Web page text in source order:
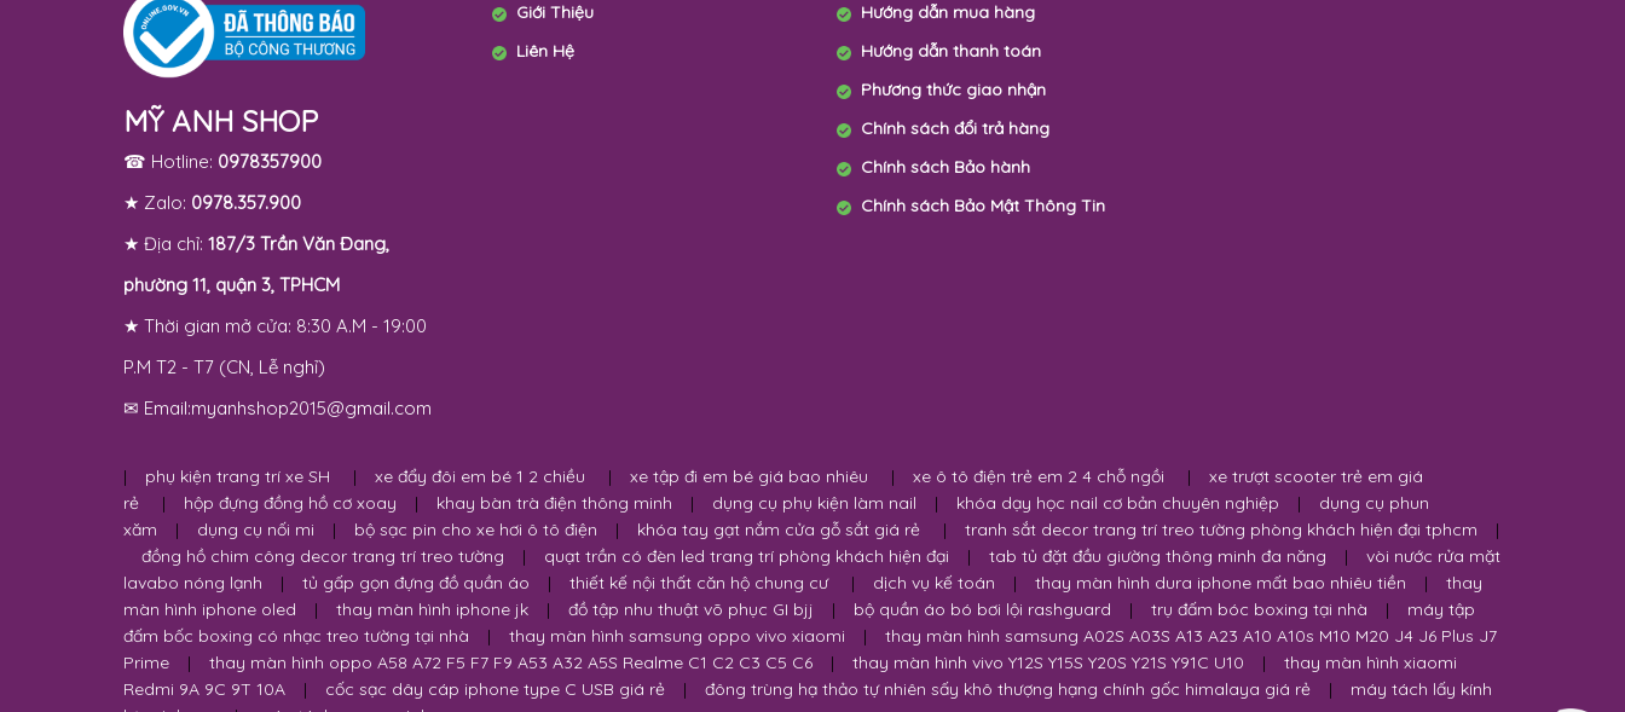
MỸ ANH SHOP
☎ Hotline: 0978357900
★ Zalo: 0978.357.900
★ Địa chỉ: 187/3 Trần Văn Đang,
phường 11, quận 3, TPHCM
★ Thời gian mở cửa: 8:30 A.M - 19:00
P.M T2 - T7 (CN, Lễ nghỉ)
✉ Email:myanhshop2015@gmail.com
Giới Thiệu
Liên Hệ
Hướng dẫn mua hàng
Hướng dẫn thanh toán
Phương thức giao nhận
Chính sách đổi trả hàng
Chính sách Bảo hành
Chính sách Bảo Mật Thông Tin
| phụ kiện trang trí xe SH | xe đẩy đôi em bé 1 2 chiều | xe tập đi em bé giá bao nhiêu | xe ô tô điện trẻ em 2 4 chỗ ngồi |
xe trượt scooter trẻ em giá
rẻ
| hộp đựng đồng hồ cơ xoay | khay bàn trà điện thông minh | dụng cụ phụ kiện làm nail | khóa dạy học nail cơ bản chuyên nghiệp |
dụng cụ phun
xăm
| dụng cụ nối mi | bộ sạc pin cho xe hơi ô tô điện | khóa tay gạt nắm cửa gỗ sắt giá rẻ | tranh sắt decor trang trí treo tường phòng khách hiện đại tphcm
|
đồng hồ chim công decor trang trí treo tường
| quạt trần có đèn led trang trí phòng khách hiện đại | tab tủ đặt đầu giường thông minh đa năng |
vòi nước rửa mặt
lavabo nóng lạnh
| tủ gấp gọn đựng đồ quần áo | thiết kế nội thất căn hộ chung cư | dịch vụ kế toán | thay màn hình dura iphone mất bao nhiêu tiền |
thay
màn hình iphone oled
| thay màn hình iphone jk | đồ tập nhu thuật võ phục GI bjj | bộ quần áo bó bơi lội rashguard | trụ đấm bóc boxing tại nhà |
máy tập
đấm bốc boxing có nhạc treo tường tại nhà
| thay màn hình samsung oppo vivo xiaomi |
thay màn hình samsung A02S A03S A13 A23 A10 A10s M10 M20 J4 J6 Plus J7
Prime
| thay màn hình oppo A58 A72 F5 F7 F9 A53 A32 A5S Realme C1 C2 C3 C5 C6 | thay màn hình vivo Y12S Y15S Y20S Y21S Y91C U10 |
thay màn hình xiaomi
Redmi 9A 9C 9T 10A
| cốc sạc dây cáp iphone type C USB giá rẻ | đông trùng hạ thảo tự nhiên sấy khô thượng hạng chính gốc himalaya giá rẻ |
máy tách lấy kính